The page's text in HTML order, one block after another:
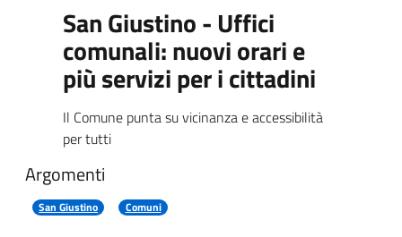
San Giustino - Uffici
comunali: nuovi orari e
più servizi per i cittadini
Il Comune punta su vicinanza e accessibilità
per tutti
Argomenti
San Giustino Comuni